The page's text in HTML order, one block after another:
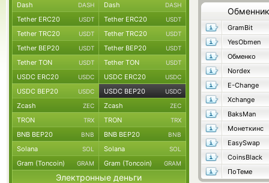
Обменник
GramBit
YesObmen
Обменко
Nordex
E-Change
Xchange
BaksMan
Монеткинс
EasySwap
CoinsBlack
ПоТеме
Dash DASH Dash DASH
Tether ERC20 USDT Tether ERC20 USDT
Tether TRC20 USDT Tether TRC20 USDT
Tether BEP20 USDT Tether BEP20 USDT
Tether TON USDT Tether TON USDT
USDC ERC20 USDC USDC ERC20 USDC
USDC BEP20 USDC USDC BEP20 USDC
Zcash ZEC Zcash ZEC
TRON TRX TRON TRX
BNB BEP20 BNB BNB BEP20 BNB
Solana SOL Solana SOL
Gram (Toncoin) GRAM Gram (Toncoin) GRAM
Электронные деньги